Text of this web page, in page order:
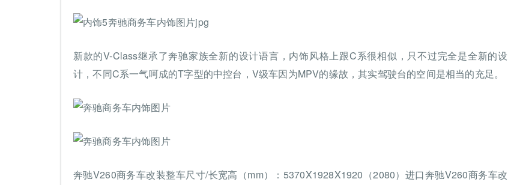
新款的V-Class继承了奔驰家族全新的设计语言，内饰风格上跟C系很相似，只不过完全是全新的设
计，不同C系一气呵成的T字型的中控台，V级车因为MPV的缘故，其实驾驶台的空间是相当的充足。
奔驰V260商务车改装整车尺寸/长宽高（mm）：5370X1928X1920（2080）进口奔驰V260商务车改